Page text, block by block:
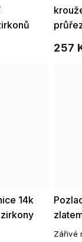
257
14k
Zářivé